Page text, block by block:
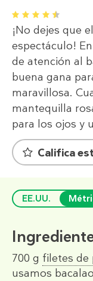
1 2 3 4 5
¡No dejes que
espectáculo!
de atención al
buena gana
maravillosa.
mantequilla
para los ojos y
Califica
EE.UU.
700 g filetes de
usamos bacalao